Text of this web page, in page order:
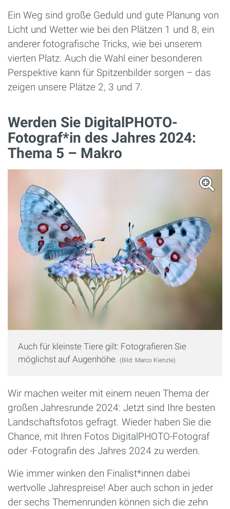
Ein Weg sind große Geduld und gute Planung von
Licht und Wetter wie bei den Plätzen 1 und 8, ein
anderer fotografische Tricks, wie bei unserem
vierten Platz. Auch die Wahl einer besonderen
Perspektive kann für Spitzenbilder sorgen – das
zeigen unsere Plätze 2, 3 und 7.
Werden Sie DigitalPHOTO-
Fotograf*in des Jahres 2024:
Thema 5 – Makro
Auch für kleinste Tiere gilt: Fotografieren Sie
möglichst auf Augenhöhe. (Bild: Marco Kienzle)
Wir machen weiter mit einem neuen Thema der
großen Jahresrunde 2024: Jetzt sind Ihre besten
Landschaftsfotos gefragt. Wieder haben Sie die
Chance, mit Ihren Fotos DigitalPHOTO-Fotograf
oder -Fotografin des Jahres 2024 zu werden.
Wie immer winken den Finalist*innen dabei
wertvolle Jahrespreise! Aber auch schon in jeder
der sechs Themenrunden können sich die zehn